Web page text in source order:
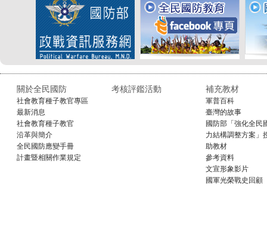
關於全民國防
社會教育種子教官專區
最新消息
社會教育種子教官
沿革與簡介
全民國防應變手冊
計畫暨相關作業規定
考核評鑑活動 補充教材
軍普百科
臺灣的故事
國防部「強化全民
力結構調整方案」
助教材
參考資料
文宣形象影片
國軍光榮戰史回顧